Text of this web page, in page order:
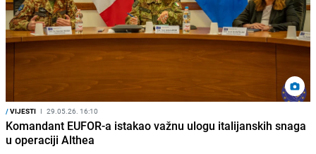
/VIJESTI I 29.05.26. 16:10
Komandant EUFOR-a istakao važnu ulogu italijanskih snaga
u operaciji Althea